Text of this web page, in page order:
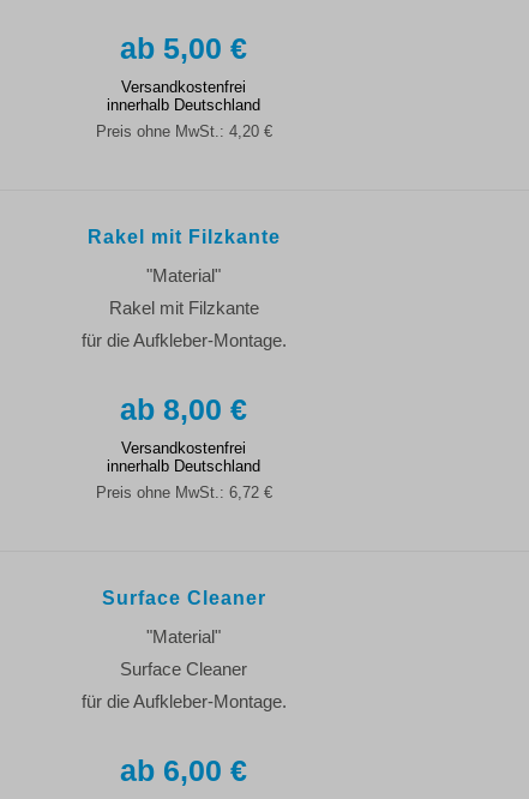
5,00 €
Versandkostenfrei
innerhalb Deutschland
Preis ohne MwSt.: 4,20 €
Rakel mit Filzkante
"Material"
Rakel mit Filzkante
für die Aufkleber-Montage.
8,00 €
Versandkostenfrei
innerhalb Deutschland
Preis ohne MwSt.: 6,72 €
Surface Cleaner
"Material"
Surface Cleaner
für die Aufkleber-Montage.
6,00 €